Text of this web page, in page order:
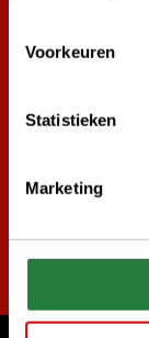
Voorkeuren
Statistieken
Marketing
Meer dan
Word ook lid
golf